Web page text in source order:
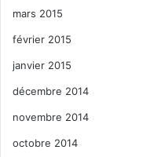
mars 2015
février 2015
janvier 2015
décembre 2014
novembre 2014
octobre 2014